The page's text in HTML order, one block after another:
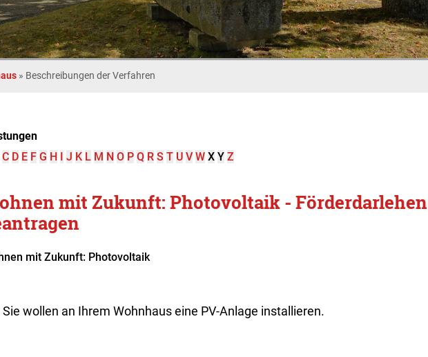
» Beschreibungen der Verfahren
C D E F G H I J K L M N O P Q R S T U V W X Y Z
mit Zukunft: Photovoltaik - Förderdarlehen
mit Zukunft: Photovoltaik
Sie wollen an Ihrem Wohnhaus eine PV-Anlage installieren.